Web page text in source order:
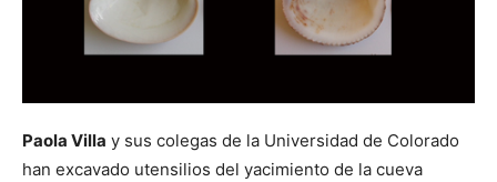
Paola Villa y sus colegas de la Universidad de Colorado
han excavado utensilios del yacimiento de la cueva